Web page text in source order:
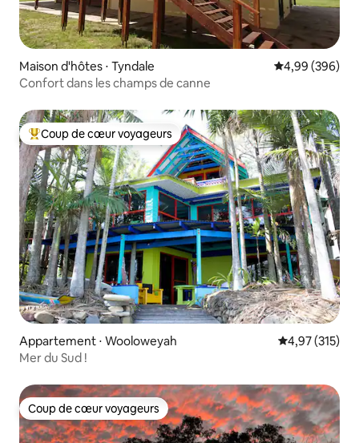
Maison d'hôtes ⋅ Tyndale Évaluation
4,99 (396)
Confort dans les champs de canne
Coups de cœur voyageurs les plus appréciés
Coup de cœur voyageurs
Appartement ⋅ Wooloweyah Évaluation
4,97 (315)
Mer du Sud !
Coup de cœur voyageurs
Coup de cœur voyageurs